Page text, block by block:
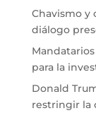
Chavismo y
diálogo
para la
Donald
restringir la